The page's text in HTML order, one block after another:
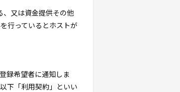
、又は資金提供その他
行っているとホストが
録希望者に通知しま
下「利用契約」といい